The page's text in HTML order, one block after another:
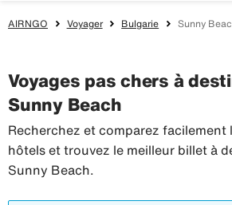
AIRNGO Voyager Bulgarie Sunny
Voyages pas chers à
Sunny Beach
Recherchez et comparez facilement
hôtels et trouvez le meilleur billet à
Sunny Beach.